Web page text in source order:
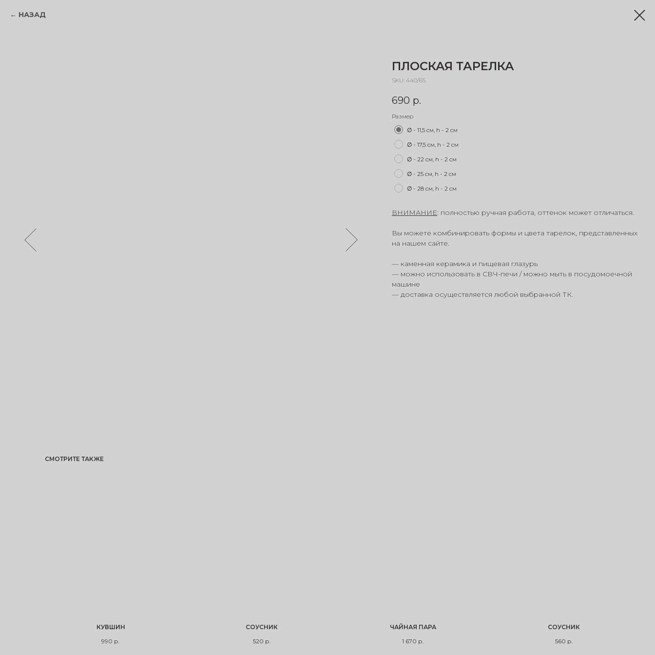
НАЗАД
ПЛОСКАЯ ТАРЕЛКА
SKU: 440/65
690 р.
Размер
∅ - 11,5 см, h - 2 см
∅ - 17,5 см, h - 2 см
∅ - 22 см, h - 2 см
∅ - 25 см, h - 2 см
∅ - 28 см, h - 2 см
ВНИМАНИЕ: полностью ручная работа, оттенок может отличаться.
Вы можете комбинировать формы и цвета тарелок, представленных
на нашем сайте.
— каменная керамика и пищевая глазурь
— можно использовать в СВЧ-печи / можно мыть в посудомоечной
машине
— доставка осуществляется любой выбранной ТК.
СМОТРИТЕ ТАКЖЕ
КУВШИН
990 р.
СОУСНИК
520 р.
ЧАЙНАЯ ПАРА
1 670 р.
СОУСНИК
560 р.